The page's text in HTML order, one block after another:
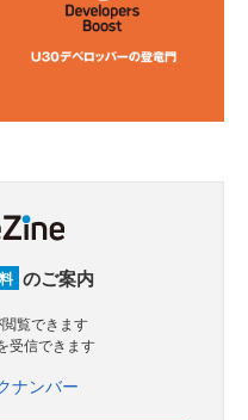
のご案内
覧できます
受信できます
ナンバー